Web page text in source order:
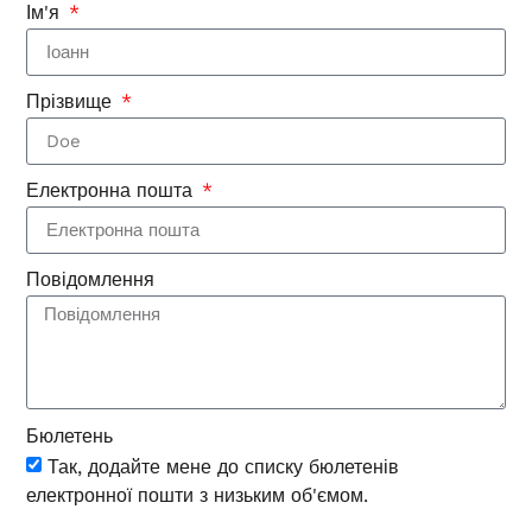
Ім'я
Прізвище
Електронна пошта
Повідомлення
Бюлетень
Так, додайте мене до списку бюлетенів
електронної пошти з низьким об'ємом.